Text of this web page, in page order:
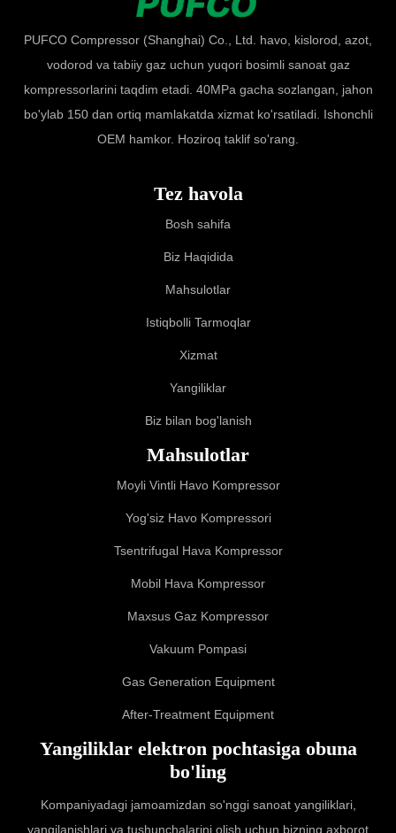
PUFCO Compressor (Shanghai) Co., Ltd. havo, kislorod, azot,
vodorod va tabiiy gaz uchun yuqori bosimli sanoat gaz
kompressorlarini taqdim etadi. 40MPa gacha sozlangan, jahon
bo'ylab 150 dan ortiq mamlakatda xizmat ko'rsatiladi. Ishonchli
OEM hamkor. Hoziroq taklif so'rang.
Tez havola
Bosh sahifa
Biz Haqidida
Mahsulotlar
Istiqbolli Tarmoqlar
Xizmat
Yangiliklar
Biz bilan bog'lanish
Mahsulotlar
Moyli Vintli Havо Kompressor
Yog'siz Havo Kompressori
Tsentrifugal Hava Kompressor
Mobil Hava Kompressor
Maxsus Gaz Kompressor
Vakuum Pompasi
Gas Generation Equipment
After-Treatment Equipment
Yangiliklar elektron pochtasiga obuna
bo'ling
Kompaniyadagi jamoamizdan so'nggi sanoat yangiliklari,
yangilanishlari va tushunchalarini olish uchun bizning axborot